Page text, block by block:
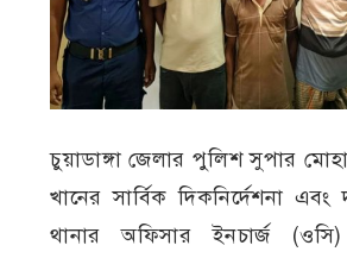
চুয়াডাঙ্গা জেলার পুলিশ সুপার
খানের সার্বিক দিকনির্দেশনা
থানার অফিসার ইনচার্জ